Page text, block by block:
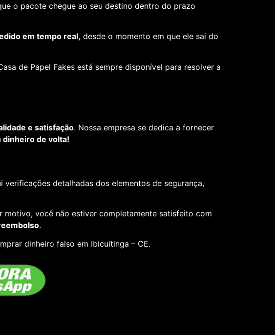
o pacote chegue ao seu destino dentro do prazo
em tempo real, desde o momento em que ele sai do
de Papel Fakes está sempre disponível para resolver a
e satisfação. Nossa empresa se dedica a fornecer
de volta!
detalhadas dos elementos de segurança,
motivo, você não estiver completamente satisfeito com
.
dinheiro falso em Ibicuitinga – CE.